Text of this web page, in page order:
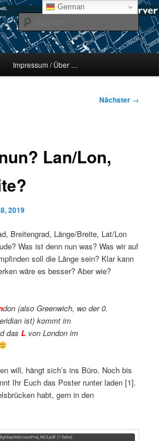
Impressum / Über …
Nächster →
Lan/Lon,
2019
Breitengrad, Länge/Breite, Lat/Lon
Was ist denn nun was? Was wir auf
soll die Länge sein? Klar kann
wäre es besser? Aber wie?
don (also Greenwich, wo der 0.
ist) kommt im
dasL von London im
will, hängt sich’s ins Büro. Noch bis
Ihr Euch das Poster runter laden [1].
habt, gern in den
German